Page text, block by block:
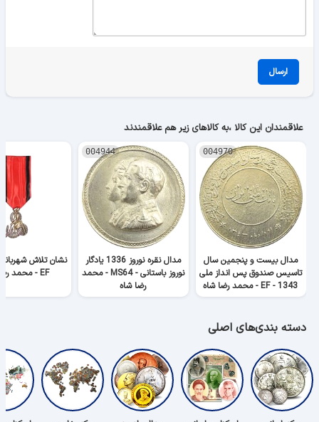
ارسال
علاقمندان این کالا ،به کالاهای زیر هم علاقمندند
004970
مدال بیست و پنجمین سال
تاسیس صندوق پس انداز ملی
1343 - EF - محمد رضا شاه
004944
مدال نقره نوروز 1336 یادگار
نوروز باستانی - MS64 - محمد
رضا شاه
نشان تلاش
EF - محمد رضا شاه
دسته بندی‌های اصلی